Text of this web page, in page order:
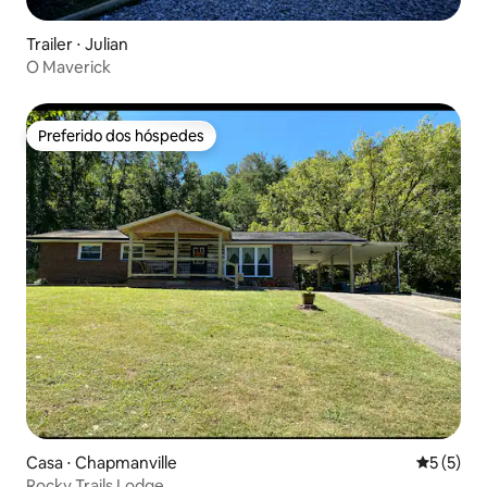
Trailer ⋅ Julian
O Maverick
Preferido dos hóspedes
Preferido dos hóspedes
Casa ⋅ Chapmanville 5 de
5 (5)